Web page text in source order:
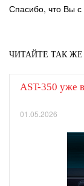
Спасибо, что Вы с
ЧИТАЙТЕ ТАК ЖЕ
AST-350 уже
01.05.2026